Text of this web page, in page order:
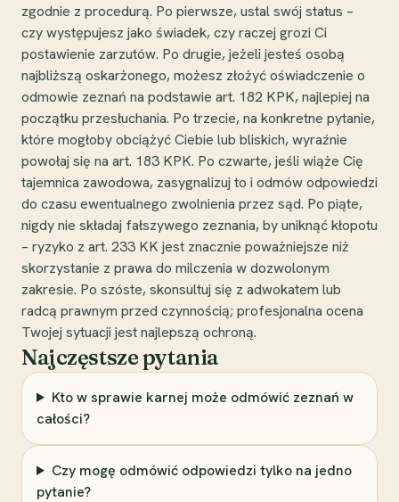
zgodnie z procedurą. Po pierwsze, ustal swój status –
czy występujesz jako świadek, czy raczej grozi Ci
postawienie zarzutów. Po drugie, jeżeli jesteś osobą
najbliższą oskarżonego, możesz złożyć oświadczenie o
odmowie zeznań na podstawie art. 182 KPK, najlepiej na
początku przesłuchania. Po trzecie, na konkretne pytanie,
które mogłoby obciążyć Ciebie lub bliskich, wyraźnie
powołaj się na art. 183 KPK. Po czwarte, jeśli wiąże Cię
tajemnica zawodowa, zasygnalizuj to i odmów odpowiedzi
do czasu ewentualnego zwolnienia przez sąd. Po piąte,
nigdy nie składaj fałszywego zeznania, by uniknąć kłopotu
– ryzyko z art. 233 KK jest znacznie poważniejsze niż
skorzystanie z prawa do milczenia w dozwolonym
zakresie. Po szóste, skonsultuj się z adwokatem lub
radcą prawnym przed czynnością; profesjonalna ocena
Twojej sytuacji jest najlepszą ochroną.
Najczęstsze pytania
Kto w sprawie karnej może odmówić zeznań w
całości?
Czy mogę odmówić odpowiedzi tylko na jedno
pytanie?